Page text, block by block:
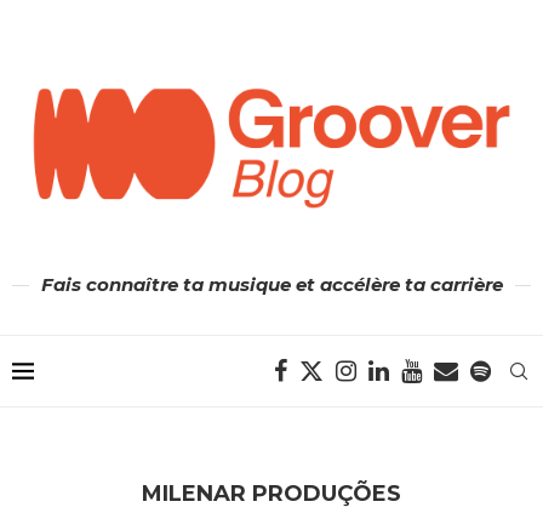
Fais connaître ta musique et accélère ta carrière
MILENAR PRODUÇÕES